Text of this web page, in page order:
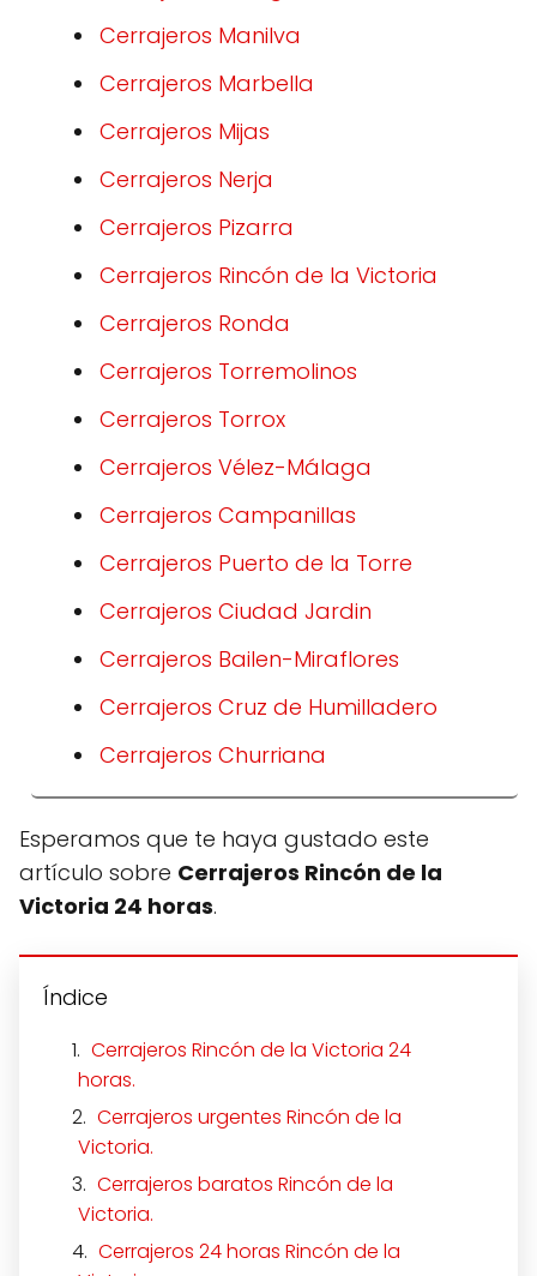
Cerrajeros Manilva
Cerrajeros Marbella
Cerrajeros Mijas
Cerrajeros Nerja
Cerrajeros Pizarra
Cerrajeros Rincón de la Victoria
Cerrajeros Ronda
Cerrajeros Torremolinos
Cerrajeros Torrox
Cerrajeros Vélez-Málaga
Cerrajeros Campanillas
Cerrajeros Puerto de la Torre
Cerrajeros Ciudad Jardin
Cerrajeros Bailen-Miraflores
Cerrajeros Cruz de Humilladero
Cerrajeros Churriana
Esperamos que te haya gustado este
artículo sobre Cerrajeros Rincón de la
Victoria 24 horas.
Índice
Cerrajeros Rincón de la Victoria 24
horas.
Cerrajeros urgentes Rincón de la
Victoria.
Cerrajeros baratos Rincón de la
Victoria.
Cerrajeros 24 horas Rincón de la